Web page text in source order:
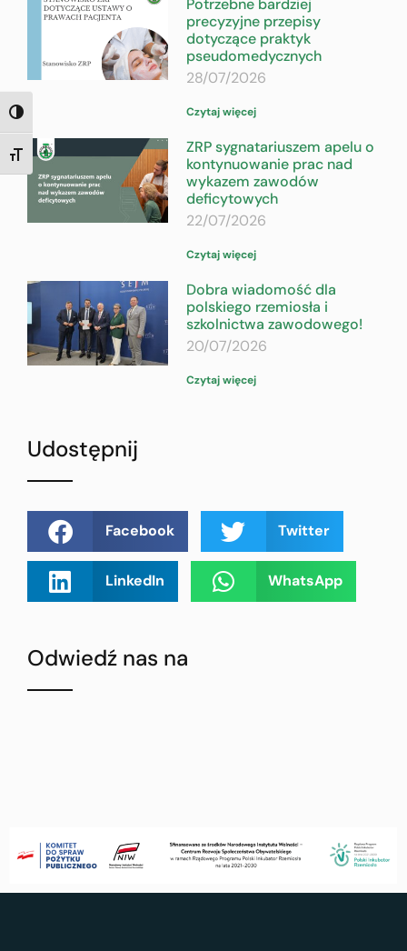
TOGGLE HIGH CONTRAST
TOGGLE FONT SIZE
Potrzebne bardziej
precyzyjne przepisy
dotyczące praktyk
pseudomedycznych
28/07/2026
Czytaj więcej
ZRP sygnatariuszem apelu o
kontynuowanie prac nad
wykazem zawodów
deficytowych
22/07/2026
Czytaj więcej
Dobra wiadomość dla
polskiego rzemiosła i
szkolnictwa zawodowego!
20/07/2026
Czytaj więcej
Udostępnij
Facebook Twitter
LinkedIn WhatsApp
Odwiedź nas na